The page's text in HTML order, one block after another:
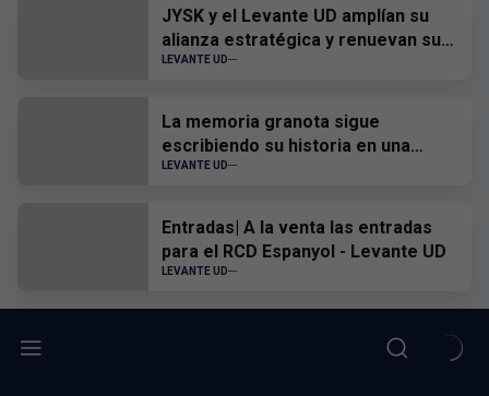
JYSK y el Levante UD amplían su
alianza estratégica y renuevan su
patrocinio hasta 2028
LEVANTE UD
La memoria granota sigue
escribiendo su historia en una
nueva actualización del Museo
LEVANTE UD
Entradas| A la venta las entradas
para el RCD Espanyol - Levante UD
LEVANTE UD